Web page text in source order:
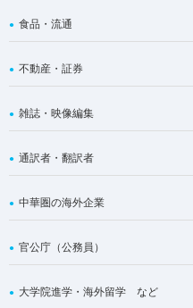
食品・流通
不動産・証券
雑誌・映像編集
通訳者・翻訳者
中華圏の海外企業
官公庁（公務員）
大学院進学・海外留学 など